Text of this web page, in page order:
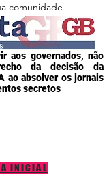
comunidade
aos governados, não
da decisão da
ao absolver os jornais
secretos
INICIAL